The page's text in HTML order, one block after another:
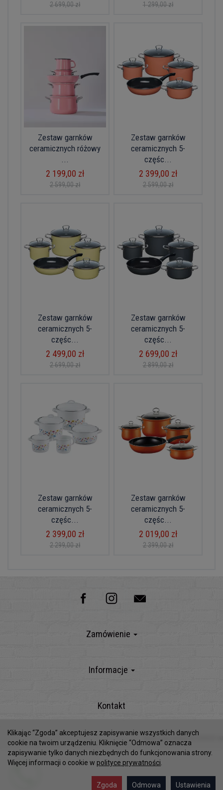
2 699,00 zł 1 299,00 zł
Zestaw garnków
ceramicznych różowy
...
2 199,00 zł
2 599,00 zł
Zestaw garnków
ceramicznych 5-
częśc...
2 399,00 zł
2 599,00 zł
Zestaw garnków
ceramicznych 5-
częśc...
2 499,00 zł
2 699,00 zł
Zestaw garnków
ceramicznych 5-
częśc...
2 699,00 zł
2 899,00 zł
Zestaw garnków
ceramicznych 5-
częśc...
2 399,00 zł
2 299,00 zł
Zestaw garnków
ceramicznych 5-
częśc...
2 019,00 zł
2 399,00 zł
Zamówienie
Informacje
Kontakt
Sklep internetowy SOTESHOP AI
Klikając “Zgoda” akceptujesz zapisywanie wszystkich danych
cookie na twoim urządzeniu. Kliknięcie “Odmowa” oznacza
zapisywanie tylko danych niezbędnych do funkcjonowania strony.
Więcej informacji o cookie w polityce prywatności
Ustawienia
Odmowa
Zgoda